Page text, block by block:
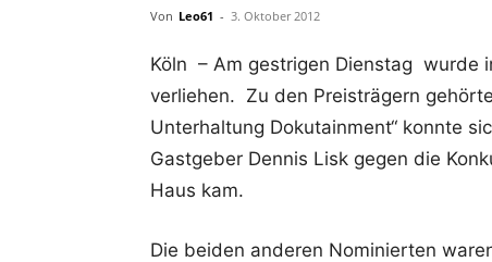
Von Leo61 - 3. Oktober 2012
Köln – Am gestrigen Dienstag wurde
verliehen. Zu den Preisträgern
Unterhaltung Dokutainment“ konnte
Gastgeber Dennis Lisk gegen die
Haus kam.
Die beiden anderen Nominierten